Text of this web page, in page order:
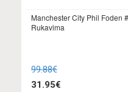
Manchester City Phil Foden
Rukavima
99.88€
31.95€